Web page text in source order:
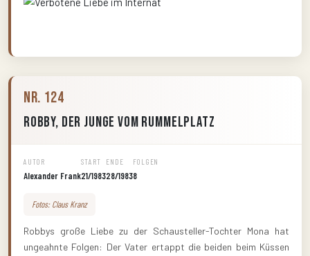
Nr. 124
Robby, der Junge vom Rummelplatz
AUTOR
Alexander Frank
START
21/1983
ENDE
28/1983
FOLGEN
8
Fotos: Claus Kranz
Robbys große Liebe zu der Schausteller-Tochter Mona hat
ungeahnte Folgen: Der Vater ertappt die beiden beim Küssen